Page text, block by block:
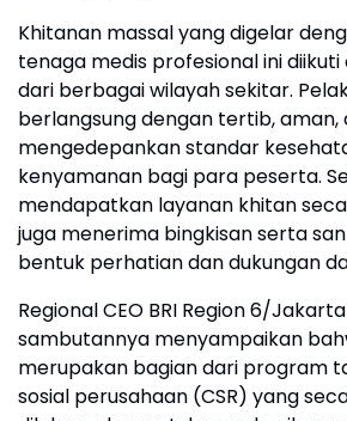
Khitanan massal yang digelar
tenaga medis profesional ini
dari berbagai wilayah sekitar.
berlangsung dengan tertib,
mengedepankan standar
kenyamanan bagi para peserta.
mendapatkan layanan khitan
juga menerima bingkisan serta
bentuk perhatian dan dukungan
Regional CEO BRI Region 6/
sambutannya menyampaikan
merupakan bagian dari program
sosial perusahaan (CSR) yang